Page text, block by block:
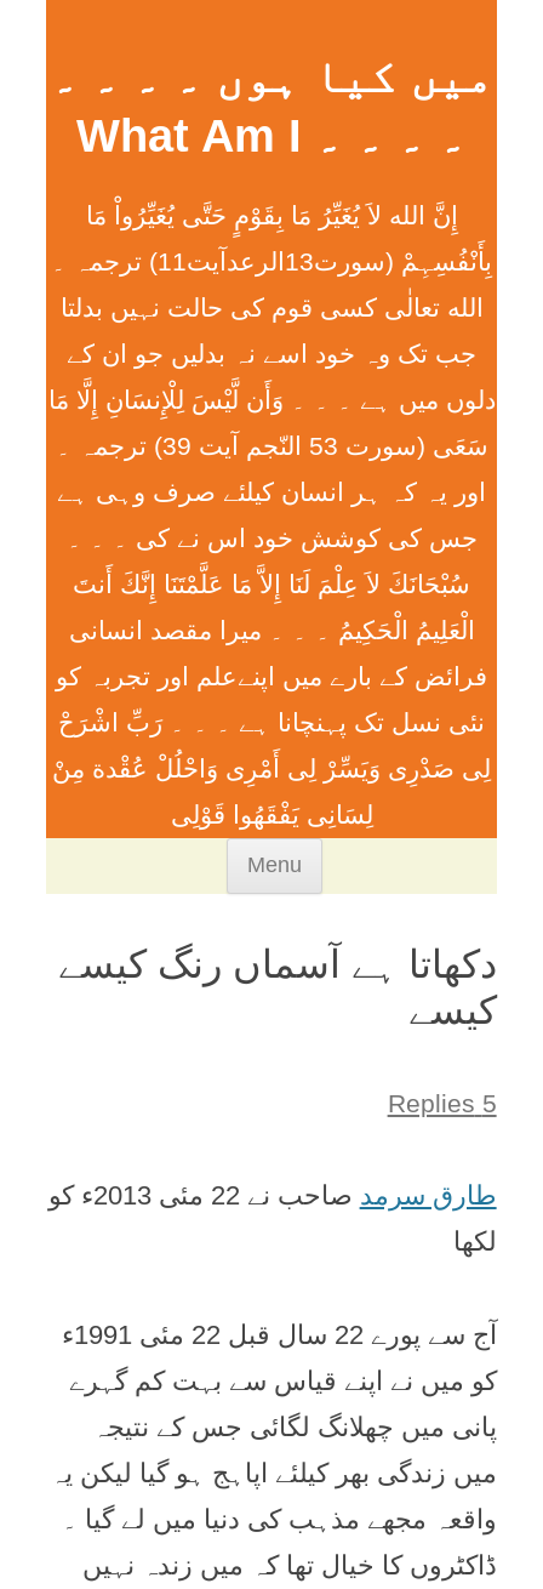
میں کیا ہوں ۔ ۔ ۔ ۔
۔ ۔ ۔ ۔ What Am I
إِنَّ الله لاَ يُغَيِّرُ مَا بِقَوْمٍ حَتَّی يُغَيِّرُواْ مَا
بِأَنْفُسِہِمْ (سورت13الرعدآیت11) ترجمہ ۔
الله تعالٰی کسی قوم کی حالت نہیں بدلتا
جب تک وہ خود اسے نہ بدلیں جو ان کے
دلوں میں ہے ۔ ۔ ۔ وَأَن لَّيْسَ لِلْإِنسَانِ إِلَّا مَا
سَعَی (سورت 53 النّجم آیت 39) ترجمہ ۔
اور یہ کہ ہر انسان کیلئے صرف وہی ہے
جس کی کوشش خود اس نے کی ۔ ۔ ۔
سُبْحَانَكَ لاَ عِلْمَ لَنَا إِلاَّ مَا عَلَّمْتَنَا إِنَّكَ أَنتَ
الْعَلِيمُ الْحَكِيمُ ۔ ۔ ۔ ميرا مقصد انسانی
فرائض کے بارے میں اپنےعلم اور تجربہ کو
نئی نسل تک پہنچانا ہے ۔ ۔ ۔ رَبِّ اشْرَحْ
لِی صَدْرِی وَيَسِّرْ لِی أَمْرِی وَاحْلُلْ عُقْدة مِنْ
لِسَانِی يَفْقَھُوا قَوْلِی
Menu
content
دکھاتا ہے آسماں رنگ کیسے
کیسے
5 Replies
طارق سرمد
صاحب نے 22 مئی 2013ء کو
لکھا
آج سے پورے 22 سال قبل 22 مئی 1991ء
کو میں نے اپنے قیاس سے بہت کم گہرے
پانی میں چھلانگ لگائی جس کے نتیجہ
میں زندگی بھر کیلئے اپاہج ہو گیا لیکن یہ
واقعہ مجھے مذہب کی دنیا میں لے گیا ۔
ڈاکٹروں کا خیال تھا کہ میں زندہ نہیں